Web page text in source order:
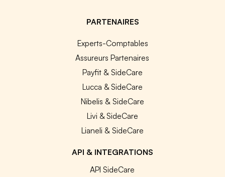
PARTENAIRES
Experts-Comptables
Assureurs Partenaires
Payfit & SideCare
Lucca & SideCare
Nibelis & SideCare
Livi & SideCare
Lianeli & SideCare
API & INTEGRATIONS
API SideCare